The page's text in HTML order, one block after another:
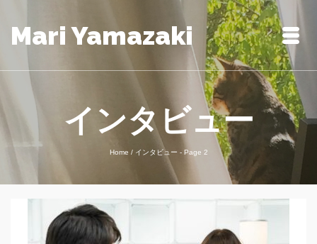
Mari Yamazaki
インタビュー
Home / インタビュー - Page 2